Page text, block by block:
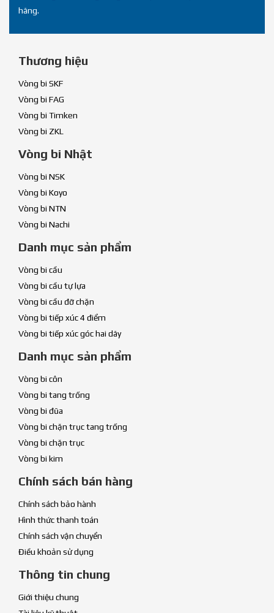
hãng.
Thương hiệu
Vòng bi SKF
Vòng bi FAG
Vòng bi Timken
Vòng bi ZKL
Vòng bi Nhật
Vòng bi NSK
Vòng bi Koyo
Vòng bi NTN
Vòng bi Nachi
Danh mục sản phẩm
Vòng bi cầu
Vòng bi cầu tự lựa
Vòng bi cầu đỡ chặn
Vòng bi tiếp xúc 4 điểm
Vòng bi tiếp xúc góc hai dãy
Danh mục sản phẩm
Vòng bi côn
Vòng bi tang trống
Vòng bi đũa
Vòng bi chặn trục tang trống
Vòng bi chặn trục
Vòng bi kim
Chính sách bán hàng
Chính sách bảo hành
Hình thức thanh toán
Chính sách vận chuyển
Điều khoản sử dụng
Thông tin chung
Giới thiệu chung